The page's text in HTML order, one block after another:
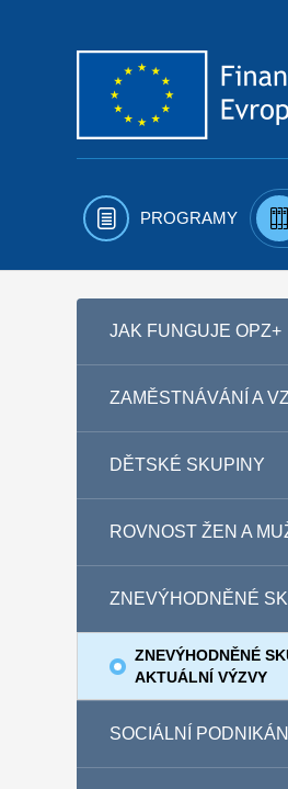
PROGRAMY
JAK FUNGUJE OPZ+
ZAMĚSTNÁVÁNÍ A
DĚTSKÉ SKUPINY
ROVNOST ŽEN A
ZNEVÝHODNĚNÉ
ZNEVÝHODNĚNÉ
AKTUÁLNÍ VÝZVY
SOCIÁLNÍ PODNIKÁNÍ